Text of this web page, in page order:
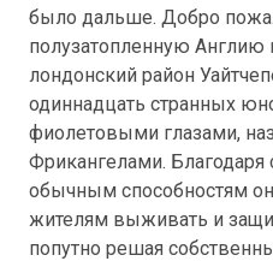
было дальше. Добро
полузатопленную Англию
лондонский район
одиннадцать странных
фиолетовыми глазами,
Фрикангелами.
обычным способностям
жителям выживать и
попутно решая